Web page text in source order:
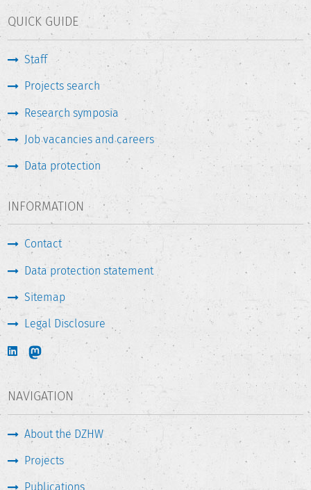
QUICK GUIDE
Staff
Projects search
Research symposia
Job vacancies and careers
Data protection
INFORMATION
Contact
Data protection statement
Sitemap
Legal Disclosure
NAVIGATION
About the DZHW
Projects
Publications